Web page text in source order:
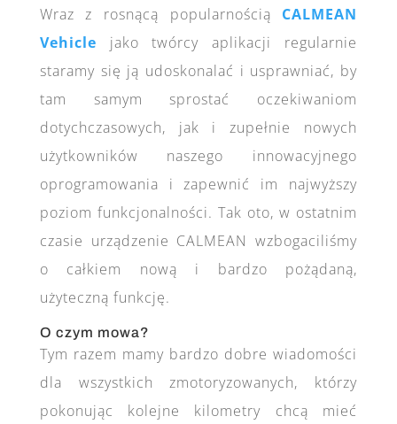
Wraz z rosnącą popularnością CALMEAN
Vehicle jako twórcy aplikacji regularnie
staramy się ją udoskonalać i usprawniać, by
tam samym sprostać oczekiwaniom
dotychczasowych, jak i zupełnie nowych
użytkowników naszego innowacyjnego
oprogramowania i zapewnić im najwyższy
poziom funkcjonalności. Tak oto, w ostatnim
czasie urządzenie CALMEAN wzbogaciliśmy
o całkiem nową i bardzo pożądaną,
użyteczną funkcję.
O czym mowa?
Tym razem mamy bardzo dobre wiadomości
dla wszystkich zmotoryzowanych, którzy
pokonując kolejne kilometry chcą mieć